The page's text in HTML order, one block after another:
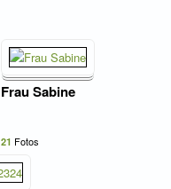
Frau Sabine
21 Fotos